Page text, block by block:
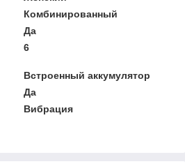
Комбинированный
Да
6
Встроенный аккумулятор
Да
Вибрация